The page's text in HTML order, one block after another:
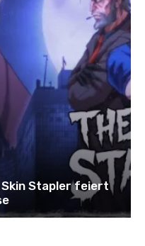
Stapler feiert